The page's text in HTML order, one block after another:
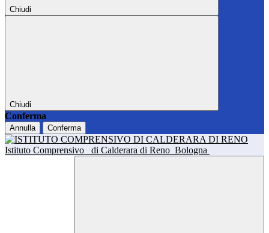
Chiudi
Chiudi
Conferma
Annulla Conferma
Istituto Comprensivo di Calderara di Reno Bologna